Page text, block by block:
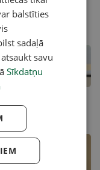
A
balstīties
sadaļā
savu
Sīkdatņu